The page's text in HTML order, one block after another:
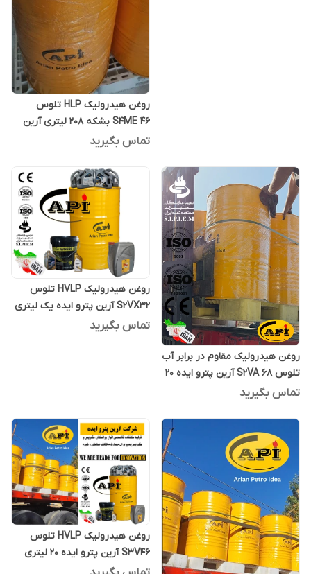
روغن هیدرولیک HLP تلوس
S4ME 46 بشکه 208 لیتری آرین
پترو ایده
تماس بگیرید
روغن هیدرولیک مقاوم در برابر آب
تلوس S2VA 68 آرین پترو ایده 20
لیتری
تماس بگیرید
روغن هیدرولیک HVLP تلوس
S2VX32 آرین پترو ایده یک لیتری
تماس بگیرید
روغن هیدرولیک HVLP تلوس
S3V46 آرین پترو ایده 20 لیتری